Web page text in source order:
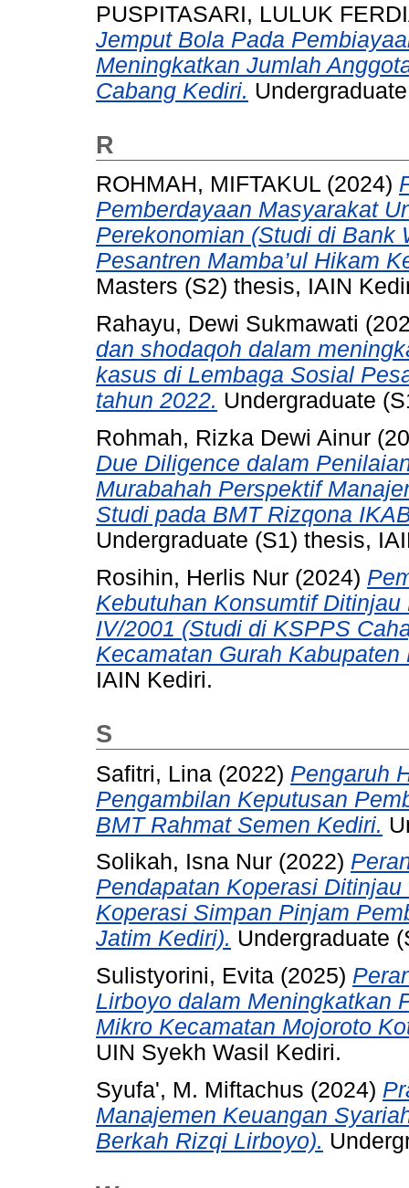
PUSPITASARI, LULUK
Jemput Bola Pada
Meningkatkan Jumlah
Cabang Kediri.
R
ROHMAH, MIFTAKUL (2024)
Pemberdayaan Masyarakat
Perekonomian (Studi di Bank
Pesantren Mamba’ul Hikam
Masters (S2) thesis, IAIN
Rahayu, Dewi Sukmawati
dan shodaqoh dalam
kasus di Lembaga Sosial
tahun 2022. Undergraduate
Rohmah, Rizka Dewi Ainur
Due Diligence dalam
Murabahah Perspektif
Studi pada BMT Rizqona
Undergraduate (S1) thesis,
Rosihin, Herlis Nur (2024)
Kebutuhan Konsumtif
IV/2001 (Studi di KSPPS
Kecamatan Gurah Kabupaten
IAIN Kediri.
S
Safitri, Lina (2022) Pengaruh
Pengambilan Keputusan
BMT Rahmat Semen Kediri.
Solikah, Isna Nur (2022)
Pendapatan Koperasi
Koperasi Simpan Pinjam
Jatim Kediri). Undergraduate
Sulistyorini, Evita (2025)
Lirboyo dalam Meningkatkan
Mikro Kecamatan Mojoroto
UIN Syekh Wasil Kediri.
Syufa', M. Miftachus (2024)
Manajemen Keuangan
Berkah Rizqi Lirboyo).